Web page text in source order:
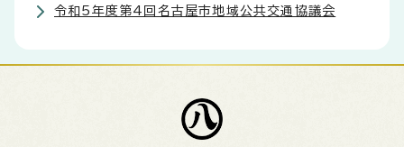
令和5年度第4回名古屋市地域公共交通協議会